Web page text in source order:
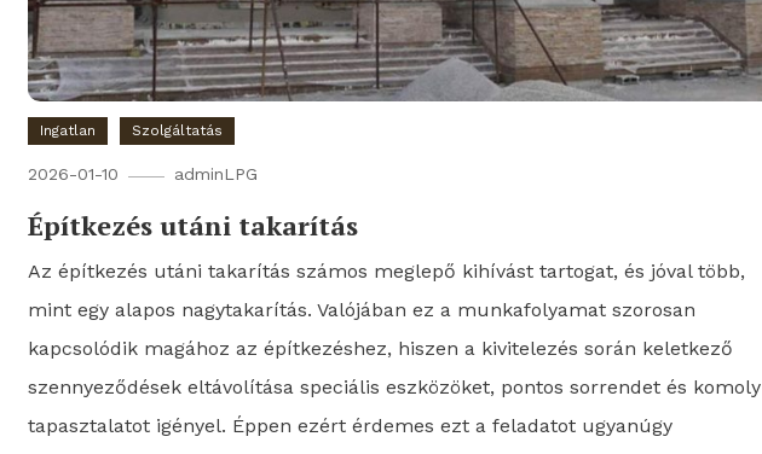
Ingatlan Szolgáltatás
2026-01-10 adminLPG
Építkezés utáni takarítás
Az építkezés utáni takarítás számos meglepő kihívást tartogat, és jóval több,
mint egy alapos nagytakarítás. Valójában ez a munkafolyamat szorosan
kapcsolódik magához az építkezéshez, hiszen a kivitelezés során keletkező
szennyeződések eltávolítása speciális eszközöket, pontos sorrendet és komoly
tapasztalatot igényel. Éppen ezért érdemes ezt a feladatot ugyanúgy